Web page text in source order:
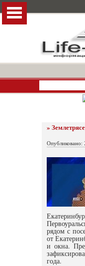
»
Опубликовано:
рядом с
от
и окна.
года.